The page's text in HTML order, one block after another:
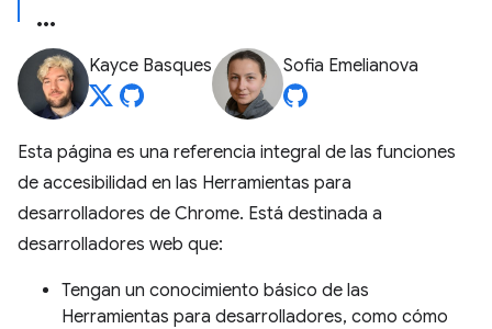
Kayce Basques Sofia Emelianova
Esta página es una referencia integral de las funciones
de accesibilidad en las Herramientas para
desarrolladores de Chrome. Está destinada a
desarrolladores web que:
Tengan un conocimiento básico de las
Herramientas para desarrolladores, como cómo